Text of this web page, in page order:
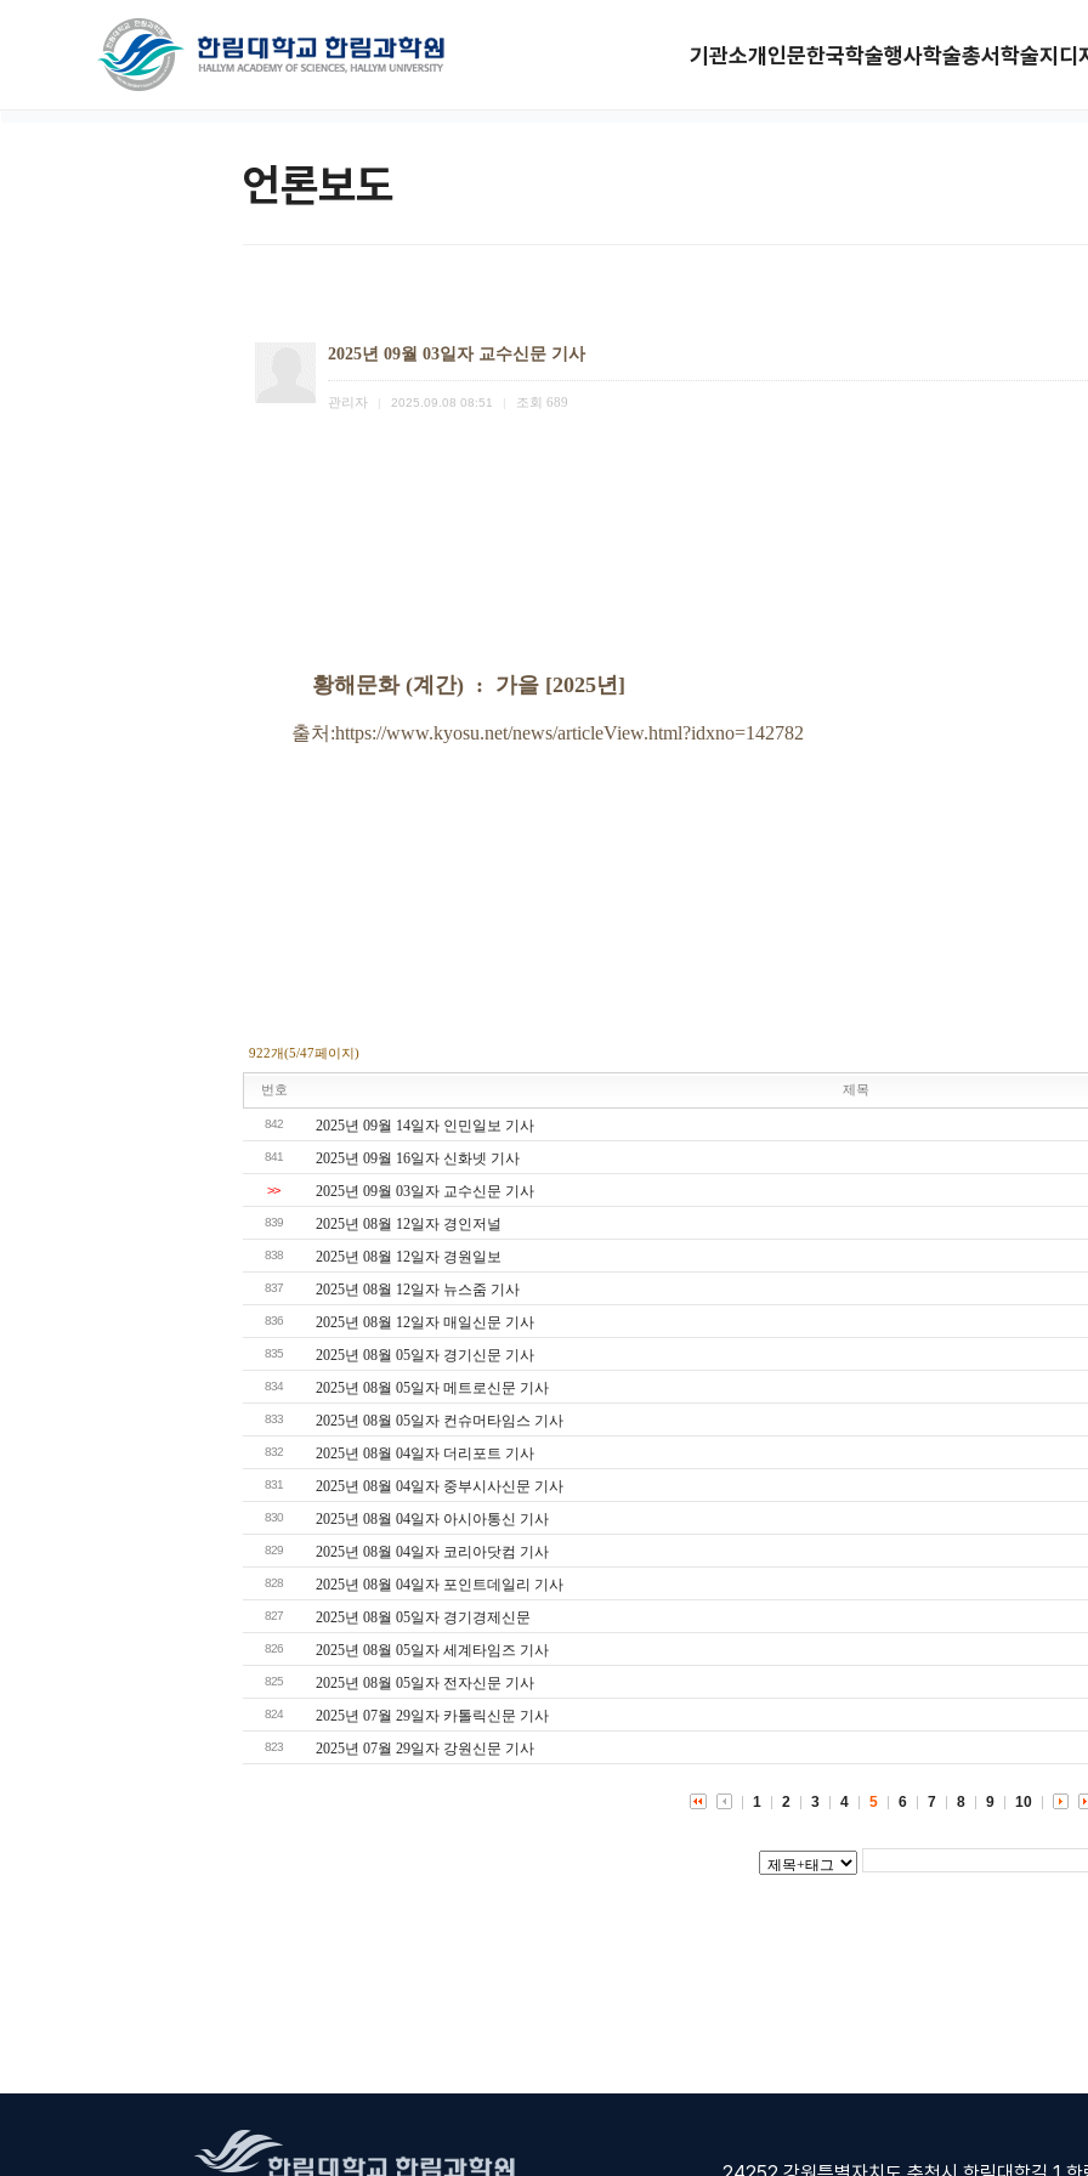
기관소개인문한국학술행사학술총서학술지디
언론보도
2025년 09월 03일자 교수신문 기사
관리자 2025.09.08 08:51 조회 689
황해문화 (계간) : 가을 [2025년]
출처 :https://www.kyosu.net/news/articleView.html?idxno=142782
922개(5/47페이지)
번호 제목
842 2025년 09월 14일자 인민일보 기사
841 2025년 09월 16일자 신화넷 기사
>> 2025년 09월 03일자 교수신문 기사
839 2025년 08월 12일자 경인저널
838 2025년 08월 12일자 경원일보
837 2025년 08월 12일자 뉴스줌 기사
836 2025년 08월 12일자 매일신문 기사
835 2025년 08월 05일자 경기신문 기사
834 2025년 08월 05일자 메트로신문 기사
833 2025년 08월 05일자 컨슈머타임스 기사
832 2025년 08월 04일자 더리포트 기사
831 2025년 08월 04일자 중부시사신문 기사
830 2025년 08월 04일자 아시아통신 기사
829 2025년 08월 04일자 코리아닷컴 기사
828 2025년 08월 04일자 포인트데일리 기사
827 2025년 08월 05일자 경기경제신문
826 2025년 08월 05일자 세계타임즈 기사
825 2025년 08월 05일자 전자신문 기사
824 2025년 07월 29일자 카톨릭신문 기사
823 2025년 07월 29일자 강원신문 기사
1 2 3 4 5 6 7 8 9 10